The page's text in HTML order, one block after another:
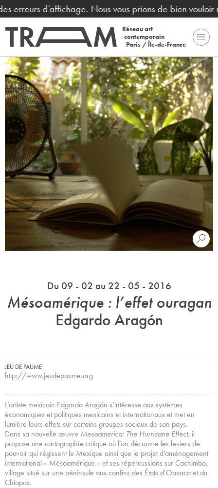
d’affichage. Nous vous prions de bien vouloir
Réseau art
contemporain
Paris / Île-de-France
Du 09 - 02 au 22 - 05 - 2016
Mésoamérique : l’effet ouragan
Edgardo Aragón
JEU DE PAUME
http://www.jeudepaume.org
L’artiste mexicain Edgardo Aragón s’intéresse aux systèmes
économiques et politiques mexicains et internationaux et met en
lumière leurs effets sur certains groupes sociaux de son pays.
Dans sa nouvelle œuvre Mesoamerica: The Hurricane Effect, il
propose une cartographie critique où l’on découvre les leviers de
pouvoir qui régissent le Mexique ainsi que le projet d’aménagement
international « Mésoamérique » et ses répercussions sur Cachimbo,
village situé sur une péninsule aux confins des États d’Oaxaca et du
Chiapas.